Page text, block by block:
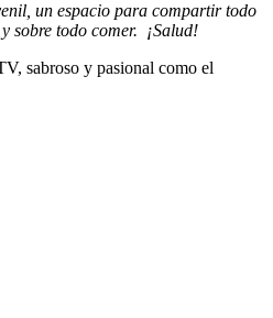
un espacio para compartir todo
sobre todo comer.
¡Salud!
sabroso y pasional como el